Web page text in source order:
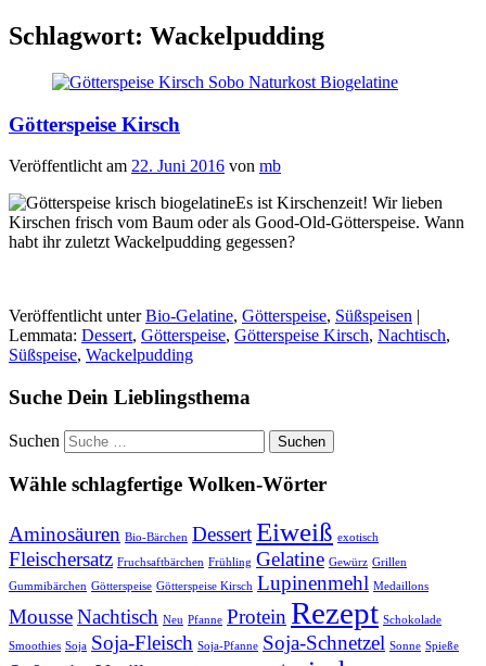
Schlagwort: Wackelpudding
Götterspeise Kirsch
Veröffentlicht am 22. Juni 2016 von mb
Es ist Kirschenzeit! Wir lieben
Kirschen frisch vom Baum oder als Good-Old-Götterspeise. Wann
habt ihr zuletzt Wackelpudding gegessen?
Veröffentlicht unterBio-Gelatine, Götterspeise, Süßspeisen |
Lemmata: Dessert, Götterspeise, Götterspeise Kirsch, Nachtisch,
Süßspeise, Wackelpudding
Suche Dein Lieblingsthema
Suchen
Wähle schlagfertige Wolken-Wörter
Aminosäuren Bio-Bärchen DessertEiweiß exotisch
Fleischersatz Fruchsaftbärchen Frühling Gelatine Gewürz Grillen
Gummibärchen Götterspeise Götterspeise Kirsch Lupinenmehl Medaillons
MousseNachtisch Neu Pfanne Protein Rezept Schokolade
Smoothies Soja Soja-Fleisch Soja-Pfanne Soja-Schnetzel Sonne Spieße